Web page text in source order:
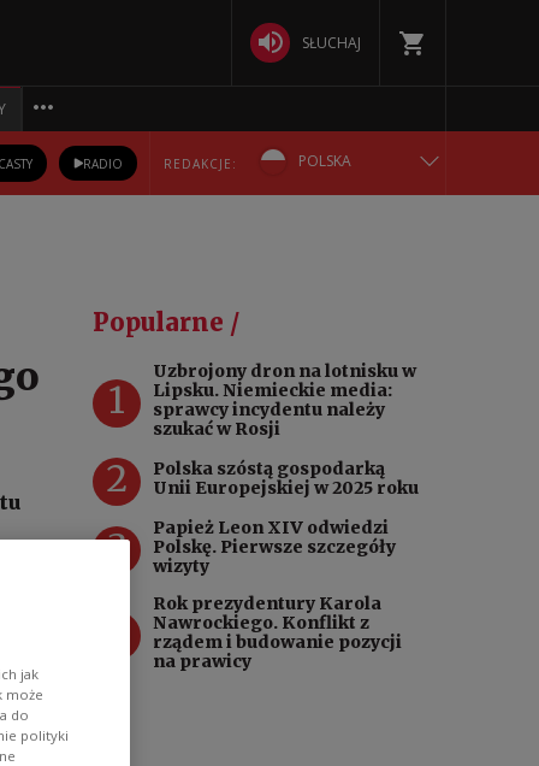
SŁUCHAJ
RADIO REDAKCJE: POLSKA
РУССКИЙ
УКРАЇНСЬКА
Popularne /
1
Uzbrojony dron na lotnisku w
Lipsku. Niemieckie media:
sprawcy incydentu należy
szukać w Rosji
2
Polska szóstą gospodarką
Unii Europejskiej w 2025 roku
3
Papież Leon XIV odwiedzi
Polskę. Pierwsze szczegóły
wizyty
Rok prezydentury Karola
Nawrockiego. Konflikt z
rządem i budowanie pozycji
na prawicy
jak
może
do
polityki